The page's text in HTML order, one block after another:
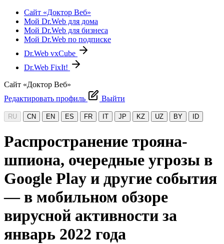
Сайт «Доктор Веб»
Мой Dr.Web для дома
Мой Dr.Web для бизнеса
Мой Dr.Web по подписке
Dr.Web vxCube
Dr.Web FixIt!
Сайт «Доктор Веб»
Редактировать профиль
Выйти
RU CN EN ES FR IT JP KZ UZ BY ID
Распространение трояна-
шпиона, очередные угрозы в
Google Play и другие события
— в мобильном обзоре
вирусной активности за
январь 2022 года